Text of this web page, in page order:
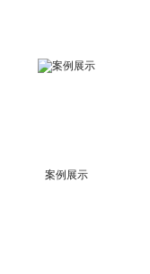
案例展示